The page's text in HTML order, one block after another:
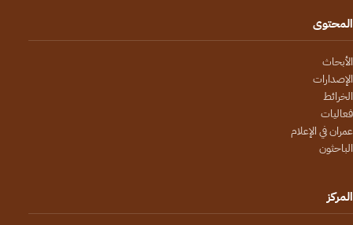
المحتوى
الأبحاث
الإصدارات
الخرائط
فعاليات
عمران في الإعلام
الباحثون
المركز